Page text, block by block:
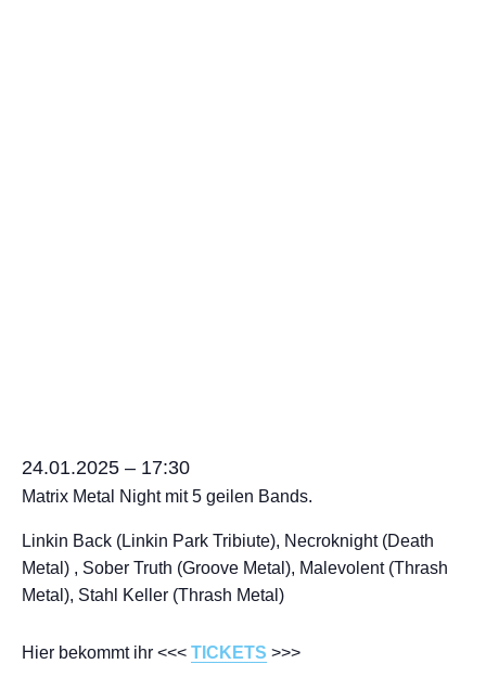
24.01.2025 – 17:30
Matrix Metal Night mit 5 geilen Bands.
Linkin Back (Linkin Park Tribiute), Necroknight (Death
Metal) , Sober Truth (Groove Metal), Malevolent (Thrash
Metal), Stahl Keller (Thrash Metal)
Hier bekommt ihr <<< TICKETS >>>